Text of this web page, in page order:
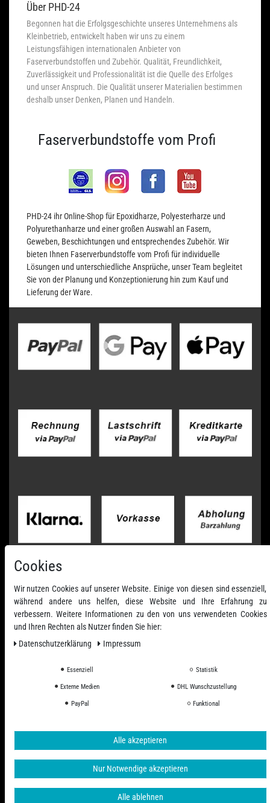
Über PHD-24
Begonnen hat die Erfolgsgeschichte unseres Unternehmens als
Kleinbetrieb, entwickelt haben wir uns zu einem
Leistungsfähigen internationalen Anbieter von
Faserverbundstoffen und Zubehör. Qualität, Freundlichkeit,
Zuverlässigkeit und Professionalität ist die Quelle des Erfolges
und unser Anspruch. Die Qualität unserer Materialien bestimmen
deshalb unser Denken, Planen und Handeln.
Faserverbundstoffe vom Profi
PHD-24 ihr Online-Shop für Epoxidharze, Polyesterharze und
Polyurethanharze und einer großen Auswahl an Fasern,
Geweben, Beschichtungen und entsprechendes Zubehör. Wir
bieten Ihnen Faserverbundstoffe vom Profi für individuelle
Lösungen und unterschiedliche Ansprüche, unser Team begleitet
Sie von der Planung und Konzeptionierung hin zum Kauf und
Lieferung der Ware.
Alle Preise inkl. ges. MwSt. zzgl. Versandkosten
© 2006 - 2026 PHD-24 / Alle Rechte vorbehalten.
Cookies
Wir nutzen Cookies auf unserer Website. Einige von diesen sind essenziell,
während andere uns helfen, diese Website und Ihre Erfahrung zu
verbessern. Weitere Informationen zu den von uns verwendeten Cookies
und Ihren Rechten als Nutzer finden Sie hier:
Daten­schutz­erklärung
Impressum
Essenziell Statistik
Externe Medien DHL Wunschzustellung
PayPal Funktional
Alle akzeptieren
Nur Notwendige akzeptieren
Alle ablehnen